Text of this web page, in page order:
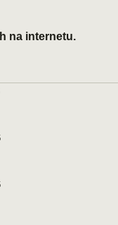
na internetu.